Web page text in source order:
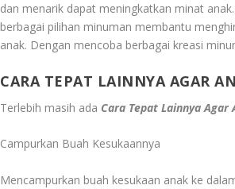
dan menarik dapat meningkatkan minat
berbagai pilihan minuman membantu
anak. Dengan mencoba berbagai kreasi
CARA TEPAT LAINNYA AGAR
Terlebih masih ada Cara Tepat Lainnya
Campurkan Buah Kesukaannya
Mencampurkan buah kesukaan anak ke